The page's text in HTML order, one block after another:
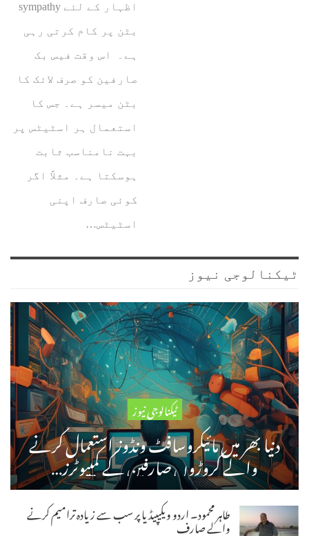
اظہار کے لئے sympathy
بٹن پر کام کرتی رہی
ہے۔ اس وقت فیس بک
صارفین کو صرف لائک کا
بٹن میسر ہے۔ جس کا
استعمال ہر اسٹیٹس پر
بہت نامناسب ثابت
ہوسکتا ہے۔ مثلاً اگر
کوئی صارف اپنی
اسٹیٹس…
ٹیکنالوجی نیوز
ٹیکنالوجی نیوز
دنیا بھر میں مائیکروسافٹ ونڈوز استعمال کرنے
والے کروڑوں صارفین کے کمپیوٹرز…
طاہر محمود۔ اردو ویکیپیڈیا پر سب سے زیادہ ترامیم کرنے
والے صارف